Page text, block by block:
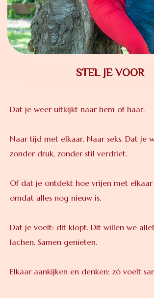
STEL JE VOOR
Dat je weer uitkijkt naar hem of haar.
Naar tijd met elkaar. Naar seks. Dat je
zonder druk, zonder stil verdriet.
Of dat je ontdekt hoe vrijen met
omdat alles nog nieuw is.
Dat je voelt: dit klopt. Dit willen we
lachen. Samen genieten.
Elkaar aankijken en denken: zó voelt